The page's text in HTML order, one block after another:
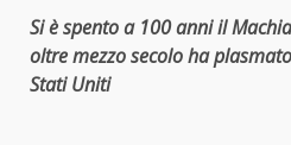
Si è spento a 100 anni il
oltre mezzo secolo ha
Stati Uniti